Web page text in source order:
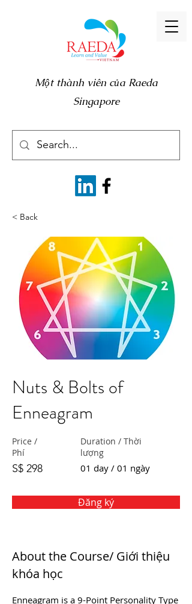
Một thành viên của Raeda
Singapore
< Back
Nuts & Bolts of
Enneagram
Price /
Phí
S$ 298
Duration / Thời
lượng
01 day / 01 ngày
Đăng ký
About the Course/ Giới thiệu
khóa học
Enneagram is a 9-Point Personality Type